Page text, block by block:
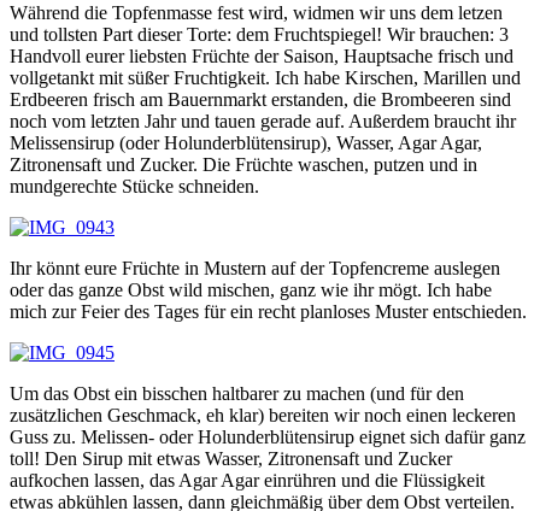
Während die Topfenmasse fest wird, widmen wir uns dem letzen
und tollsten Part dieser Torte: dem Fruchtspiegel! Wir brauchen: 3
Handvoll eurer liebsten Früchte der Saison, Hauptsache frisch und
vollgetankt mit süßer Fruchtigkeit. Ich habe Kirschen, Marillen und
Erdbeeren frisch am Bauernmarkt erstanden, die Brombeeren sind
noch vom letzten Jahr und tauen gerade auf. Außerdem braucht ihr
Melissensirup (oder Holunderblütensirup), Wasser, Agar Agar,
Zitronensaft und Zucker. Die Früchte waschen, putzen und in
mundgerechte Stücke schneiden.
Ihr könnt eure Früchte in Mustern auf der Topfencreme auslegen
oder das ganze Obst wild mischen, ganz wie ihr mögt. Ich habe
mich zur Feier des Tages für ein recht planloses Muster entschieden.
Um das Obst ein bisschen haltbarer zu machen (und für den
zusätzlichen Geschmack, eh klar) bereiten wir noch einen leckeren
Guss zu. Melissen- oder Holunderblütensirup eignet sich dafür ganz
toll! Den Sirup mit etwas Wasser, Zitronensaft und Zucker
aufkochen lassen, das Agar Agar einrühren und die Flüssigkeit
etwas abkühlen lassen, dann gleichmäßig über dem Obst verteilen.